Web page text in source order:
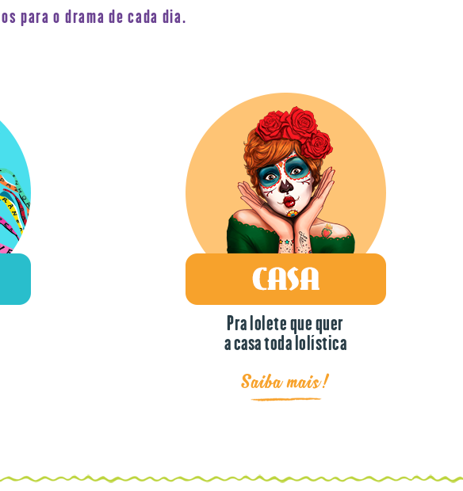
para o drama de cada dia.
Pra lolete que quer
a casa toda lolística
Saiba mais!